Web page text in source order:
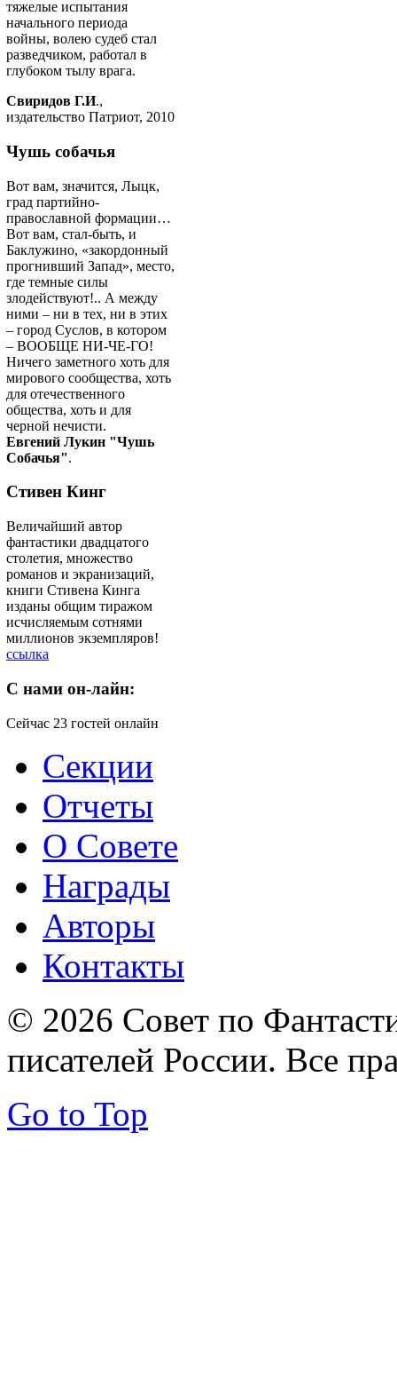
тяжелые испытания
начального периода
войны, волею судеб стал
разведчиком, работал в
глубоком тылу врага.
Свиридов Г.И.,
издательство Патриот, 2010
Чушь собачья
Вот вам, значится, Лыцк,
град партийно-
православной формации…
Вот вам, стал-быть, и
Баклужино, «закордонный
прогнивший Запад», место,
где темные силы
злодействуют!.. А между
ними – ни в тех, ни в этих
– город Суслов, в котором
– ВООБЩЕ НИ-ЧЕ-ГО!
Ничего заметного хоть для
мирового сообщества, хоть
для отечественного
общества, хоть и для
черной нечисти.
Евгений Лукин "Чушь
Собачья".
Стивен Кинг
Величайший автор
фантастики двадцатого
столетия, множество
романов и экранизаций,
книги Стивена Кинга
изданы общим тиражом
исчисляемым сотнями
миллионов экземпляров!
ссылка
C нами он-лайн:
Сейчас 23 гостей онлайн
Секции
Отчеты
О Совете
Награды
Авторы
Контакты
© 2026 Совет по
писателей России. Все
Go to Top